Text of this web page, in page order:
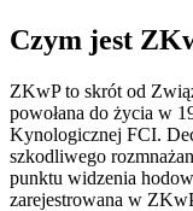
Czym jest
ZKwP to skrót od
powołana do życia w
Kynologicznej FCI.
szkodliwego
punktu widzenia
zarejestrowana w